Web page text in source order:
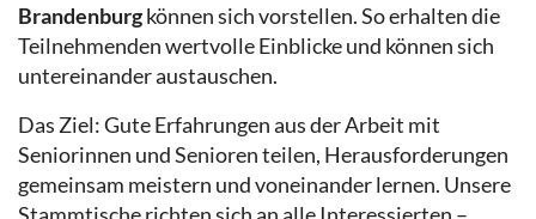
Brandenburgkönnen sich vorstellen. So erhalten die
Teilnehmenden wertvolle Einblicke und können sich
untereinander austauschen.
Das Ziel: Gute Erfahrungen aus der Arbeit mit
Seniorinnen und Senioren teilen, Herausforderungen
gemeinsam meistern und voneinander lernen. Unsere